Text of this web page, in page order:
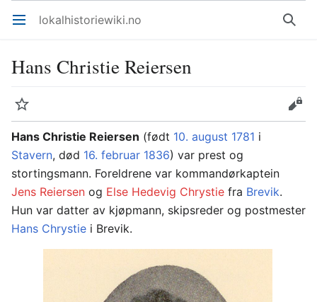
Åpne hovedmenyen lokalhistoriewiki.no Søk
Hans Christie Reiersen
Overvåk
Rediger
Hans Christie Reiersen (født 10. august 1781 i
Stavern, død 16. februar 1836) var prest og
stortingsmann. Foreldrene var kommandørkaptein
Jens Reiersen og Else Hedevig Chrystie fra Brevik.
Hun var datter av kjøpmann, skipsreder og postmester
Hans Chrystie i Brevik.